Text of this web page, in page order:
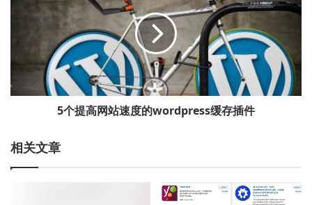
的
插
件
5个提高网站速度的wordpress缓存插件
相关文章